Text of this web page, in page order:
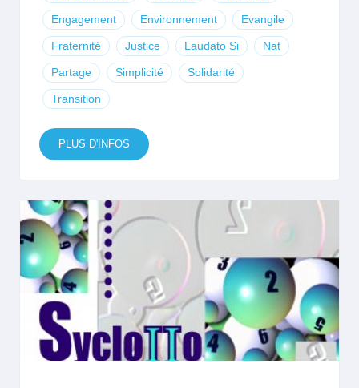
Engagement Environnement Evangile
Fraternité Justice Laudato Si Nat
Partage Simplicité Solidarité
Transition
PLUS D'INFOS